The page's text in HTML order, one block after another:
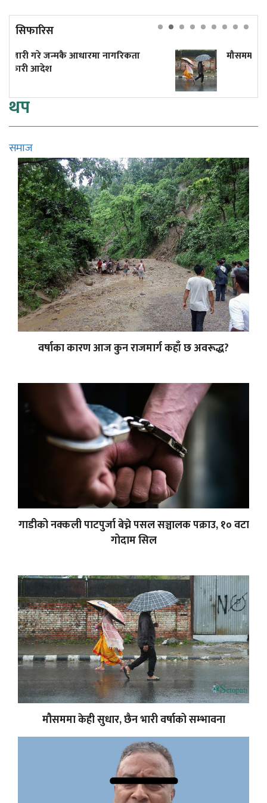
सिफारिस
मौसममा केही सुधार, छैन भारी वर्षाको
थप
समाज
वर्षाका कारण आज कुन राजमार्ग कहाँ छ अवरूद्ध?
गाडीको नक्कली पाटपुर्जा बेच्ने पसल सञ्चालक पक्राउ, १० वटा
गोदाम सिल
मौसममा केही सुधार, छैन भारी वर्षाको सम्भावना